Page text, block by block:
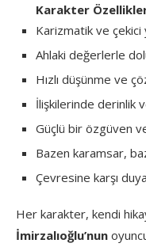
Karakter
Karizmatik ve çekici
Ahlaki değerlerle
Hızlı düşünme ve
İlişkilerinde derinlik
Güçlü bir özgüven
Bazen karamsar,
Çevresine karşı
Her karakter, kendi
İmirzalıoğlu’nun